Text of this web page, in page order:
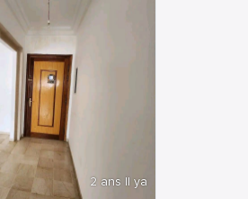
2 ans Il ya